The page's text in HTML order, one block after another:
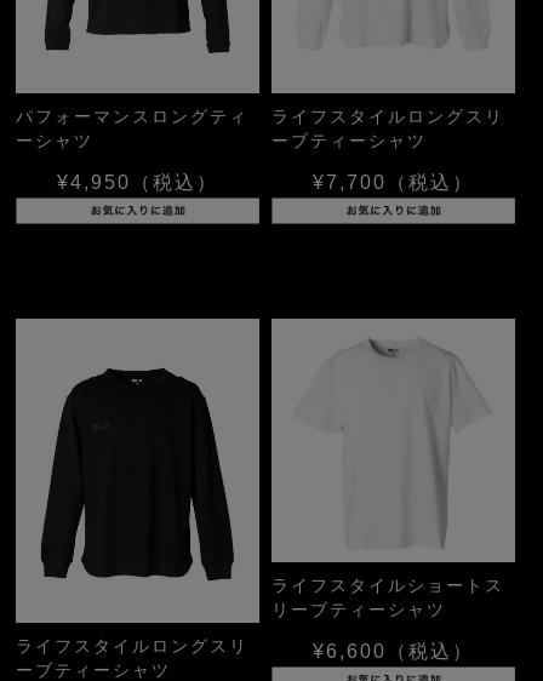
パフォーマンスロングティ
ーシャツ
¥4,950 （税込）
ライフスタイルロングスリ
ーブティーシャツ
¥7,700 （税込）
ライフスタイルロングスリ
ーブティーシャツ
ライフスタイルショートス
リーブティーシャツ
¥6,600 （税込）